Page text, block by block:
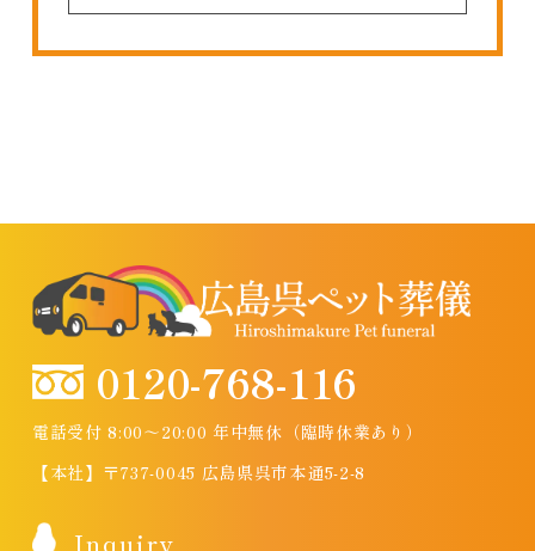
0120-768-116
電話受付 8:00～20:00 年中無休（臨時休業あり）
【本社】〒737-0045 広島県呉市本通5-2-8
Inquiry